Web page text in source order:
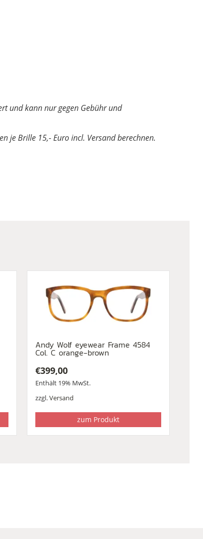
und kann nur gegen Gebühr und
je Brille 15,- Euro incl. Versand berechnen.
Andy Wolf eyewear Frame 4584
Col. C orange-brown
€399,00
Enthält 19% MwSt.
zzgl.Versand
zum Produkt